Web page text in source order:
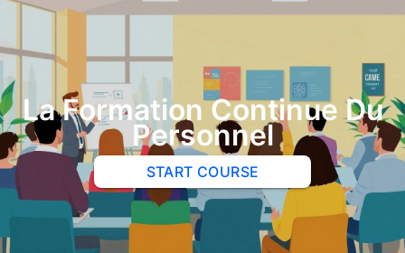
La Formation Continue Du
Personnel
START COURSE